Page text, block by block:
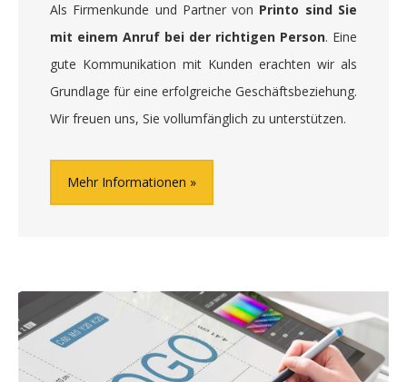
Als Firmenkunde und Partner von Printo sind Sie
mit einem Anruf bei der richtigen Person. Eine
gute Kommunikation mit Kunden erachten wir als
Grundlage für eine erfolgreiche Geschäftsbeziehung.
Wir freuen uns, Sie vollumfänglich zu unterstützen.
Mehr Informationen